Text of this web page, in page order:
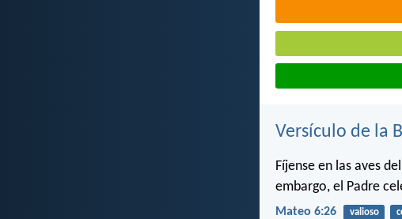
Versículo de la
Fíjense en las aves
embargo, el Padre
Mateo 6:26 valioso